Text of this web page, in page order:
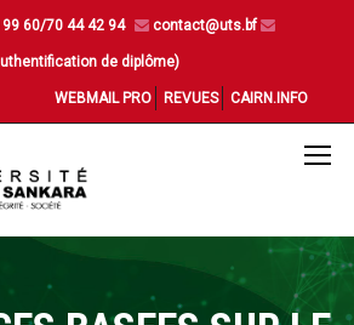
60/70 44 42 94 contact@uts.bf
de diplôme)
WEBMAIL PRO REVUES CAIRN.INFO